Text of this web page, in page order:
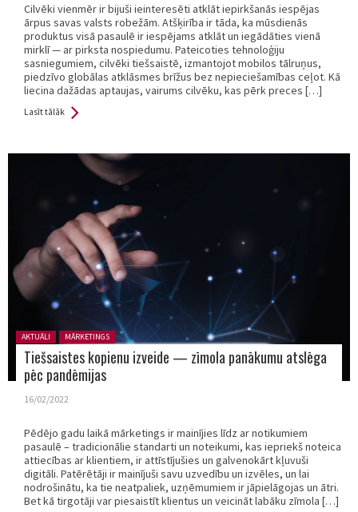
Cilvēki vienmēr ir bijuši ieinteresēti atklāt iepirkšanās iespējas
ārpus savas valsts robežām. Atšķirība ir tāda, ka mūsdienās
produktus visā pasaulē ir iespējams atklāt un iegādāties vienā
mirklī — ar pirksta nospiedumu. Pateicoties tehnoloģiju
sasniegumiem, cilvēki tiešsaistē, izmantojot mobilos tālruņus,
piedzīvo globālas atklāsmes brīžus bez nepieciešamības ceļot. Kā
liecina dažādas aptaujas, vairums cilvēku, kas pērk preces […]
Lasīt tālāk
Posted in:
AKTUĀLI MĀRKETINGS
Tiešsaistes kopienu izveide — zīmola panākumu atslēga
pēc pandēmijas
16/02/2022
Pēdējo gadu laikā mārketings ir mainījies līdz ar notikumiem
pasaulē – tradicionālie standarti un noteikumi, kas iepriekš noteica
attiecības ar klientiem, ir attīstījušies un galvenokārt kļuvuši
digitāli. Patērētāji ir mainījuši savu uzvedību un izvēles, un lai
nodrošinātu, ka tie neatpaliek, uzņēmumiem ir jāpielāgojas un ātri.
Bet kā tirgotāji var piesaistīt klientus un veicināt labāku zīmola […]